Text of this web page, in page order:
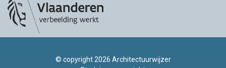
© copyright 2026 Architectuurwijzer